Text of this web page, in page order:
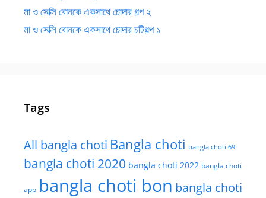
মা ও সেক্সি বোনকে একসাথে চোদার গল্প ২
মা ও সেক্সি বোনকে একসাথে চোদার চটিগল্প ১
Tags
All bangla choti Bangla choti bangla choti 69
bangla choti 2020 bangla choti 2022 bangla choti
app bangla choti bon bangla choti